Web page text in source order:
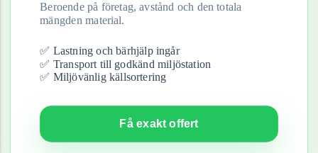
Beroende på företag, avstånd och den totala
mängden material.
✅ Lastning och bärhjälp ingår
✅ Transport till godkänd miljöstation
✅ Miljövänlig källsortering
Få exakt offert